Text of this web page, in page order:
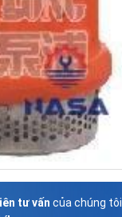
tư vấn của chúng